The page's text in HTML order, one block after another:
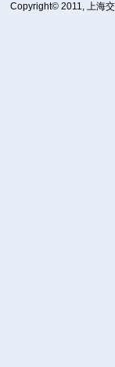
Copyright© 2011, 上海